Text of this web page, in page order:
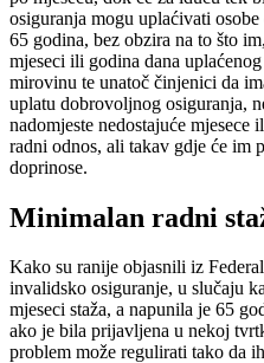
osiguranja mogu uplaćivati
65 godina, bez obzira na to što
mjeseci ili godina dana
mirovinu te unatoč činjenici da
uplatu dobrovoljnog osiguranja,
nadomjeste nedostajuće
radni odnos, ali takav gdje će im
doprinose.
Minimalan radni
Kako su ranije objasnili iz
invalidsko osiguranje, u slučaju
mjeseci staža, a napunila je 65
ako je bila prijavljena u nekoj
problem može regulirati tako da